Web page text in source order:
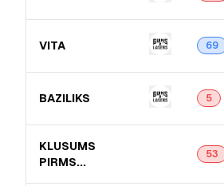
VITA 69
BAZILIKS 5
KLUSUMS
PIRMS...
53